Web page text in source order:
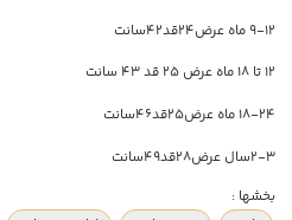
۹-۱۲ ماه عرض۲۴قد۴۲سانت
12 تا 18 ماه عرض 25 قد 43 سانت
۱۸-۲۴ ماه عرض۲۵قد۴۶سانت
۲-۳سال عرض۲۸قد۴۹سانت
بخشها :